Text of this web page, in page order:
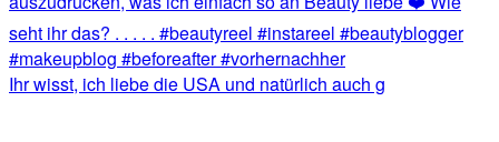
Ihr wisst, ich liebe die USA und natürlich auch g